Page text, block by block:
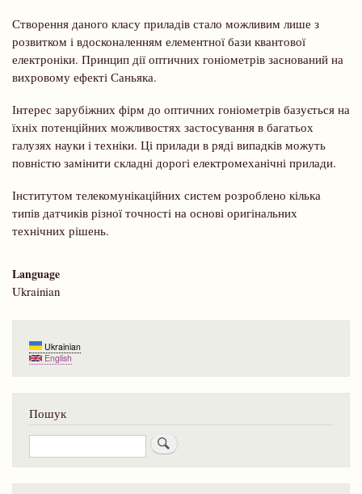
Створення даного класу приладів стало можливим лише з
розвитком і вдосконаленням елементної бази квантової
електроніки. Принцип дії оптичних гоніометрів заснований на
вихровому ефекті Саньяка.
Інтерес зарубіжних фірм до оптичних гоніометрів базується на
їхніх потенційних можливостях застосування в багатьох
галузях науки і техніки. Ці прилади в ряді випадків можуть
повністю замінити складні дорогі електромеханічні прилади.
Інститутом телекомунікаційних систем розроблено кілька
типів датчиків різної точності на основі оригінальних
технічних рішень.
Language
Ukrainian
Ukrainian
English
Пошук
Пошук